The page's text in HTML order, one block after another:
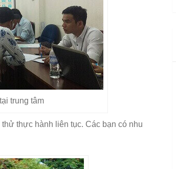
trung tâm
thực hành liên tục. Các bạn có nhu